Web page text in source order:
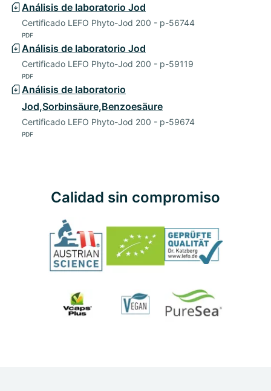
Análisis de laboratorio Jod
Certificado LEFO Phyto-Jod 200 - p-56744
PDF
Análisis de laboratorio Jod
Certificado LEFO Phyto-Jod 200 - p-59119
PDF
Análisis de laboratorio
Jod,Sorbinsäure,Benzoesäure
Certificado LEFO Phyto-Jod 200 - p-59674
PDF
Calidad sin compromiso